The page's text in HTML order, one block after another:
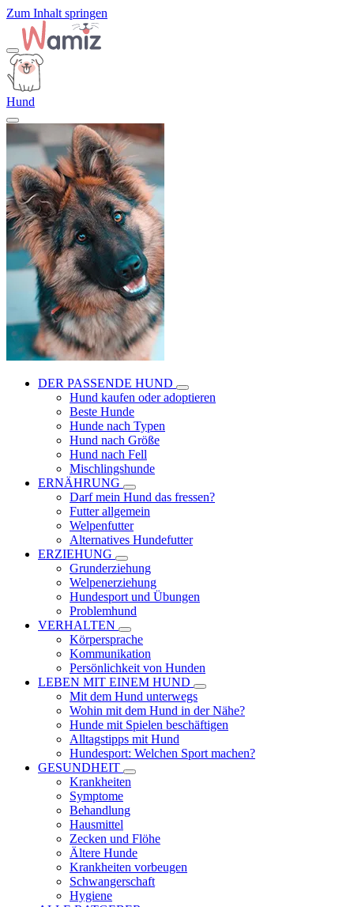
Zum Inhalt springen
Hund
DER PASSENDE HUND
Hund kaufen oder adoptieren
Beste Hunde
Hunde nach Typen
Hund nach Größe
Hund nach Fell
Mischlingshunde
ERNÄHRUNG
Darf mein Hund das fressen?
Futter allgemein
Welpenfutter
Alternatives Hundefutter
ERZIEHUNG
Grunderziehung
Welpenerziehung
Hundesport und Übungen
Problemhund
VERHALTEN
Körpersprache
Kommunikation
Persönlichkeit von Hunden
LEBEN MIT EINEM HUND
Mit dem Hund unterwegs
Wohin mit dem Hund in der Nähe?
Hunde mit Spielen beschäftigen
Alltagstipps mit Hund
Hundesport: Welchen Sport machen?
GESUNDHEIT
Krankheiten
Symptome
Behandlung
Hausmittel
Zecken und Flöhe
Ältere Hunde
Krankheiten vorbeugen
Schwangerschaft
Hygiene